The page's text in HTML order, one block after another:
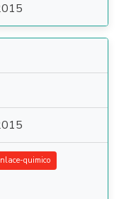
quimico